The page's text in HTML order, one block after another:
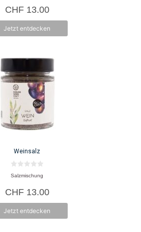
CHF13.00
Jetzt entdecken
Weinsalz
0
v
n
5
Salzmischung
CHF13.00
Jetzt entdecken